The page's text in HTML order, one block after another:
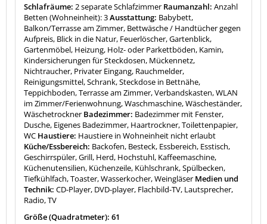
Schlafräume: 2 separate Schlafzimmer Raumanzahl: Anzahl
Betten (Wohneinheit): 3Ausstattung: Babybett,
Balkon/Terrasse am Zimmer, Bettwäsche / Handtücher gegen
Aufpreis, Blick in die Natur, Feuerlöscher, Gartenblick,
Gartenmöbel, Heizung, Holz- oder Parkettböden, Kamin,
Kindersicherungen für Steckdosen, Mückennetz,
Nichtraucher, Privater Eingang, Rauchmelder,
Reinigungsmittel, Schrank, Steckdose in Bettnähe,
Teppichboden, Terrasse am Zimmer, Verbandskasten, WLAN
im Zimmer/Ferienwohnung, Waschmaschine, Wäscheständer,
Wäschetrockner Badezimmer: Badezimmer mit Fenster,
Dusche, Eigenes Badezimmer, Haartrockner, Toilettenpapier,
WC Haustiere: Haustiere in Wohneinheit nicht erlaubt
Küche/Essbereich: Backofen, Besteck, Essbereich, Esstisch,
Geschirrspüler, Grill, Herd, Hochstuhl, Kaffeemaschine,
Küchenutensilien, Küchenzeile, Kühlschrank, Spülbecken,
Tiefkühlfach, Toaster, Wasserkocher, Weingläser Medien und
Technik: CD-Player, DVD-player, Flachbild-TV, Lautsprecher,
Radio, TV
Größe (Quadratmeter): 61